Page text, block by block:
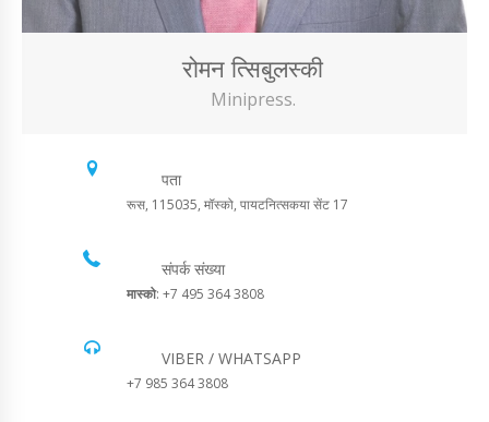
रोमन त्सिबुलस्की
Minipress.
पता
रूस, 115035, मॉस्को, पायटनित्सकया सेंट 17
संपर्क संख्या
मास्को: +7 495 364 3808
VIBER / WHATSAPP
+7 985 364 3808